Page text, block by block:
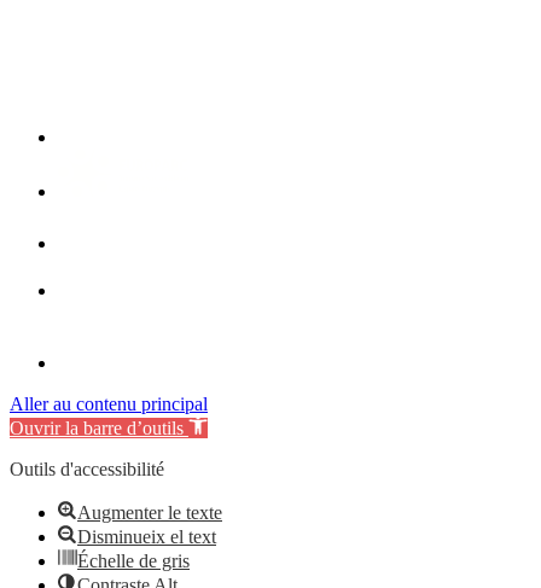
Aller au contenu principal
Ouvrir la barre d’outils
Outils d'accessibilité
Augmenter le texte
Disminueix el text
Échelle de gris